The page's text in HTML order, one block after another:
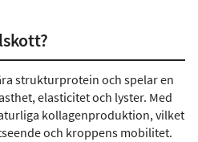
strukturprotein och spelar en
elasticitet och lyster. Med
kollagenproduktion, vilket
och kroppens mobilitet.